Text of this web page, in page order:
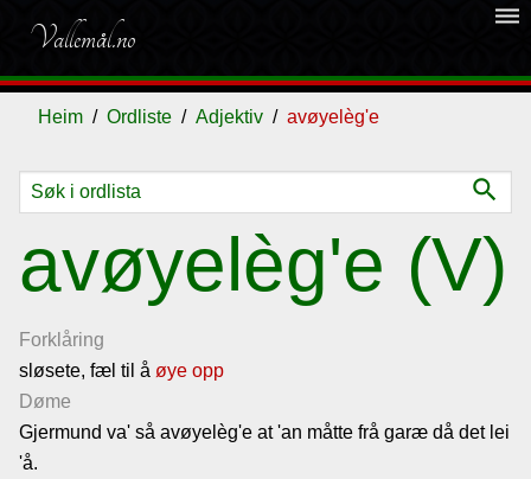
Vallemål.no
dehaze
Heim Ordliste Adjektiv avøyelèg'e
search
avøyelèg'e (V)
Forklåring
sløsete, fæl til å øye opp
Døme
Gjermund va' så avøyelèg'e at 'an måtte frå garæ då det lei
'å.
Ordliste
Om
vallemålet
Gjestebok